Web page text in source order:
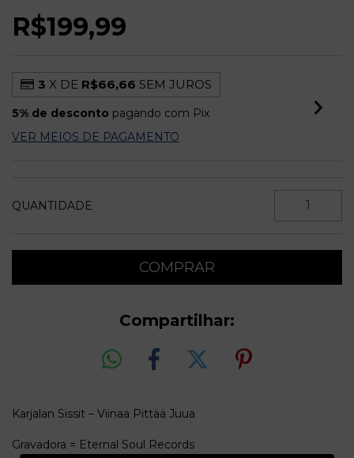
R$199,99
3 X DE R$66,66 SEM JUROS
5% de desconto pagando com Pix
VER MEIOS DE PAGAMENTO
QUANTIDADE
Compartilhar:
Karjalan Sissit – Viinaa Pittää Juua
Gravadora = Eternal Soul Records